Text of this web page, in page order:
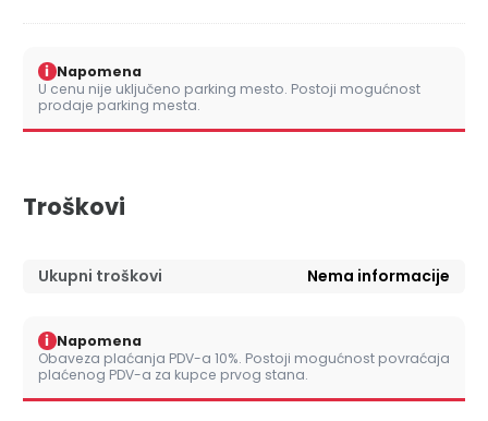
i Napomena
U cenu nije uključeno parking mesto. Postoji mogućnost
prodaje parking mesta.
Troškovi
Ukupni troškovi Nema informacije
i Napomena
Obaveza plaćanja PDV-a 10%. Postoji mogućnost povraćaja
plaćenog PDV-a za kupce prvog stana.